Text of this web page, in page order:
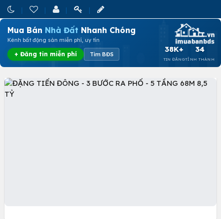
Mua Bán Nhà Đất Nhanh Chóng
Kênh bất động sản miễn phí, uy tín
+ Đăng tin miễn phí Tìm BĐS
38K+
TIN ĐĂNG
34
TỈNH THÀNH